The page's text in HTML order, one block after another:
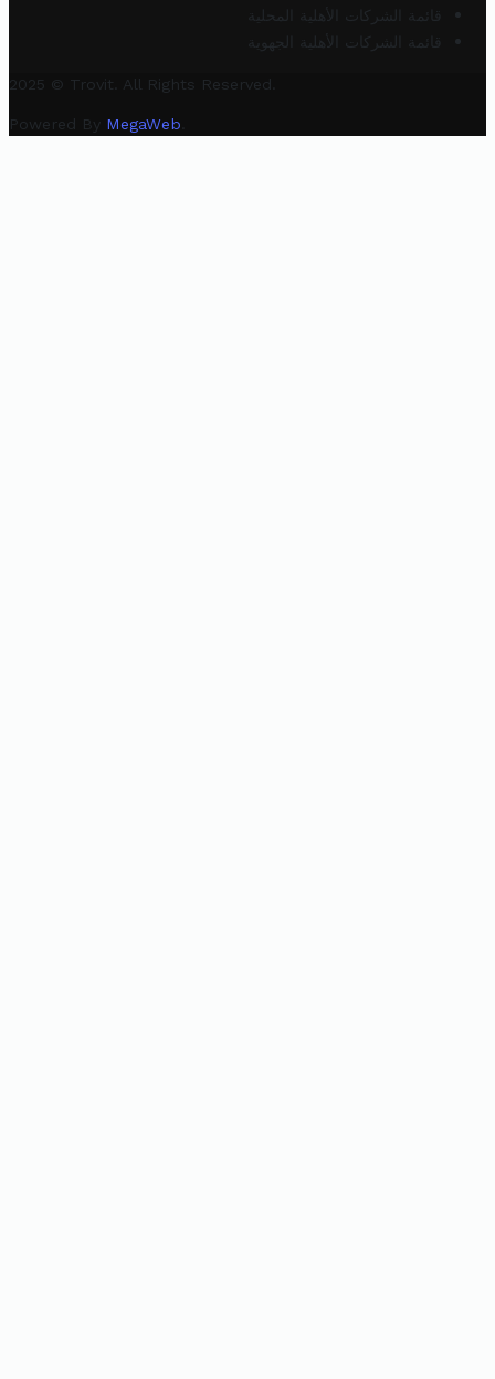
قائمة الشركات الأهلية المحلية
قائمة الشركات الأهلية الجهوية
2025 © Trovit. All Rights Reserved.
Powered By MegaWeb